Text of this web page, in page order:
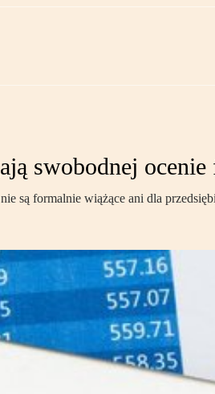
swobodnej ocenie
są formalnie wiążące ani dla